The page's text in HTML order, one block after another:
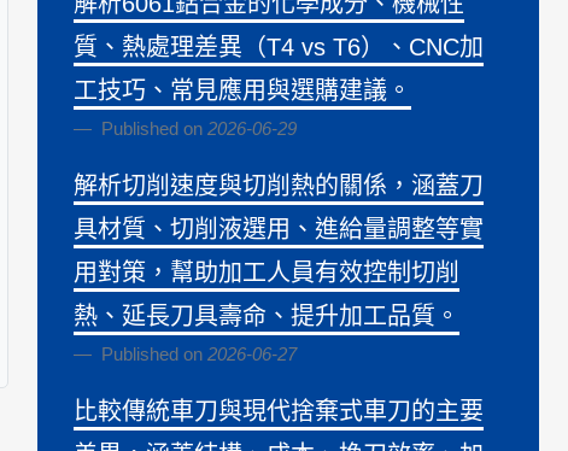
質、熱處理差異（T4 vs T6）、CNC加
工技巧、常見應用與選購建議。
Published on 2026-06-29
解析切削速度與切削熱的關係，涵蓋刀
具材質、切削液選用、進給量調整等實
用對策，幫助加工人員有效控制切削
熱、延長刀具壽命、提升加工品質。
Published on 2026-06-27
比較傳統車刀與現代捨棄式車刀的主要